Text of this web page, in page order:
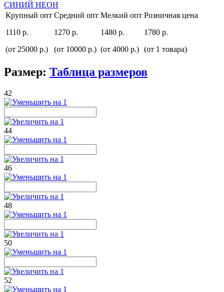
Крупный опт
1110 р.
(от 25000 р.)
Средний опт
1270 р.
(от 10000 р.)
Мелкий опт
1480 р.
(от 4000 р.)
Розничная цена
1780 р.
(от 1 товара)
Размер: Таблица размеров
42
44
46
48
50
52